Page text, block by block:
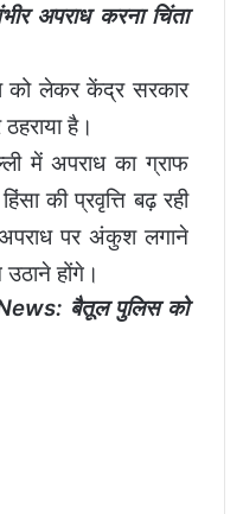
अपराध करना चिंता
को लेकर केंद्र सरकार
है।
में अपराध का ग्राफ
की प्रवृत्ति बढ़ रही
पर अंकुश लगाने
होंगे।
बैतूल पुलिस को